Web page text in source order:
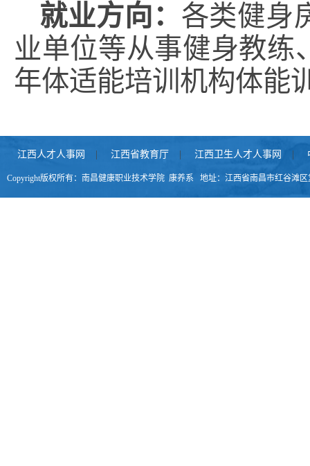
就业方向 ： 各类健身
业单位等从事健身教练
年体适能培训机构体能
江西人才人事网 江西省教育厅 江西卫生人才人事网
Copyright版权所有：南昌健康职业技术学院 康养系 地址：江西省南昌市红谷滩区